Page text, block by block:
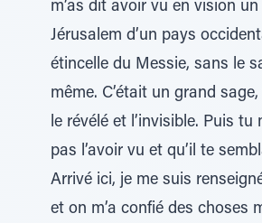
m’as dit avoir vu en vision
Jérusalem d’un pays
étincelle du Messie, sans le
même. C’était un grand
le révélé et l’invisible. Puis tu
pas l’avoir vu et qu’il te
Arrivé ici, je me suis
et on m’a confié des choses